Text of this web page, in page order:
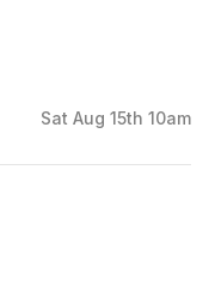
Sat Aug 15th 10am